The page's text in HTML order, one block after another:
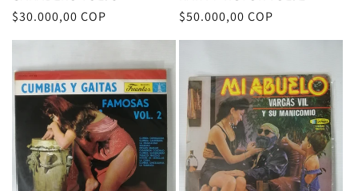
Precio
$30.000,00 COP
Precio
$50.000,00 COP